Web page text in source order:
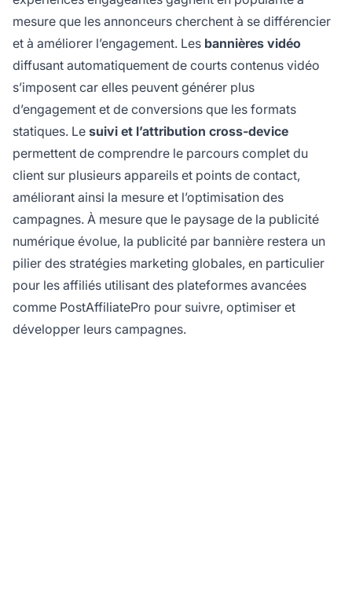
mesure que les annonceurs cherchent à se différencier
et à améliorer l’engagement. Les bannières vidéo
diffusant automatiquement de courts contenus vidéo
s’imposent car elles peuvent générer plus
d’engagement et de conversions que les formats
statiques. Le suivi et l’attribution cross-device
permettent de comprendre le parcours complet du
client sur plusieurs appareils et points de contact,
améliorant ainsi la mesure et l’optimisation des
campagnes. À mesure que le paysage de la publicité
numérique évolue, la publicité par bannière restera un
pilier des stratégies marketing globales, en particulier
pour les affiliés utilisant des plateformes avancées
comme PostAffiliatePro pour suivre, optimiser et
développer leurs campagnes.